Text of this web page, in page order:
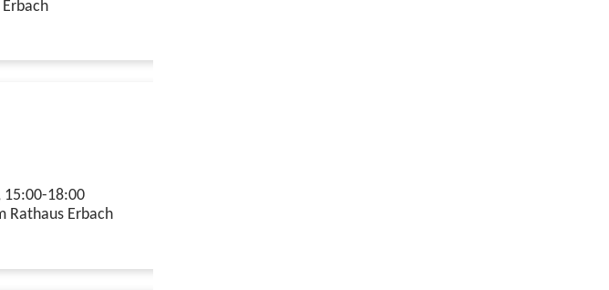
15:00-18:00
Rathaus Erbach